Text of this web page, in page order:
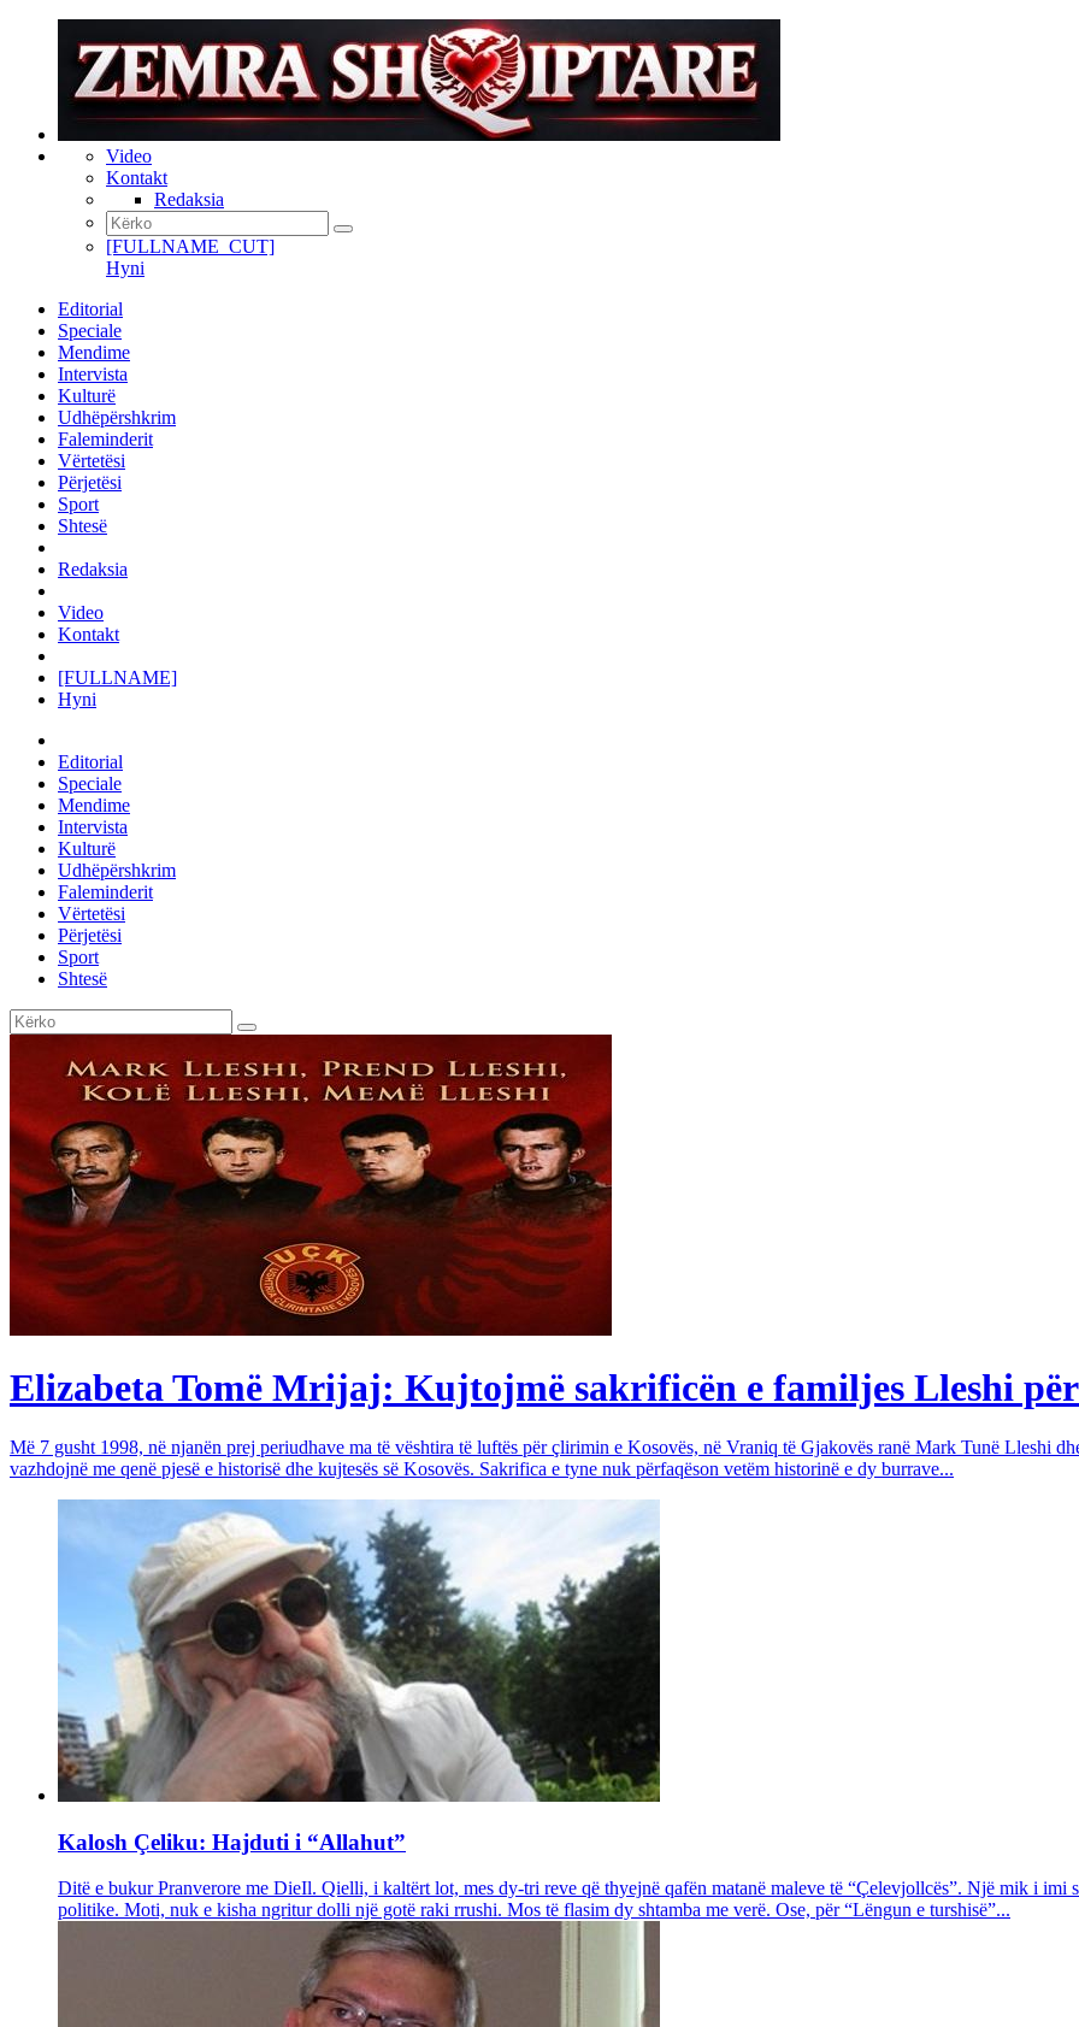
Video
Kontakt
Redaksia
[FULLNAME_CUT]
Hyni
Editorial
Speciale
Mendime
Intervista
Kulturë
Udhëpërshkrim
Faleminderit
Vërtetësi
Përjetësi
Sport
Shtesë
Redaksia
Video
Kontakt
[FULLNAME]
Hyni
Editorial
Speciale
Mendime
Intervista
Kulturë
Udhëpërshkrim
Faleminderit
Vërtetësi
Përjetësi
Sport
Shtesë
Elizabeta Tomë Mrijaj: Kujtojmë sakrificën e familjes Lleshi
Më 7 gusht 1998, në njanën prej periudhave ma të vështira të luftës për çlirimin e Kosovës, në Vraniq të Gjakovës ranë Mark Tunë Lleshi
vazhdojnë me qenë pjesë e historisë dhe kujtesës së Kosovës. Sakrifica e tyne nuk përfaqëson vetëm historinë e dy burrave...
Kalosh Çeliku: Hajduti i “Allahut”
Ditë e bukur Pranverore me DieIl. Qielli, i kaltërt lot, mes dy-tri reve që thyejnë qafën matanë maleve të “Çelevjollcës”. Një mik i
politike. Moti, nuk e kisha ngritur dolli një gotë raki rrushi. Mos të flasim dy shtamba me verë. Ose, për “Lëngun e turshisë”...